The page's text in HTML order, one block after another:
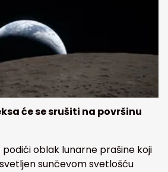
će se srušiti na površinu
oblak lunarne prašine koji
sunčevom svetlošću